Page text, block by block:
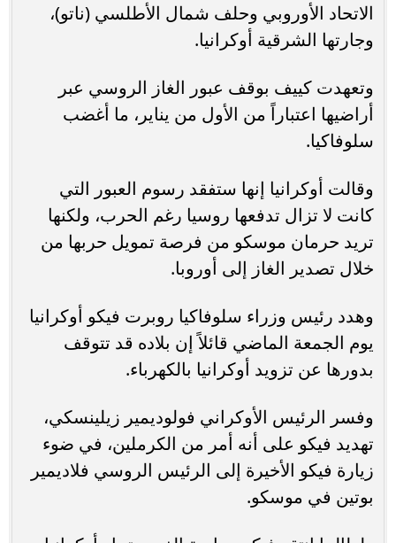
الاتحاد الأوروبي وحلف شمال الأطلسي (ناتو)،
وجارتها الشرقية أوكرانيا.
وتعهدت كييف بوقف عبور الغاز الروسي عبر
أراضيها اعتباراً من الأول من يناير، ما أغضب
سلوفاكيا.
وقالت أوكرانيا إنها ستفقد رسوم العبور التي
كانت لا تزال تدفعها روسيا رغم الحرب، ولكنها
تريد حرمان موسكو من فرصة تمويل حربها من
خلال تصدير الغاز إلى أوروبا.
وهدد رئيس وزراء سلوفاكيا روبرت فيكو أوكرانيا
يوم الجمعة الماضي قائلاً إن بلاده قد تتوقف
بدورها عن تزويد أوكرانيا بالكهرباء.
وفسر الرئيس الأوكراني فولوديمير زيلينسكي،
تهديد فيكو على أنه أمر من الكرملين، في ضوء
زيارة فيكو الأخيرة إلى الرئيس الروسي فلاديمير
بوتين في موسكو.